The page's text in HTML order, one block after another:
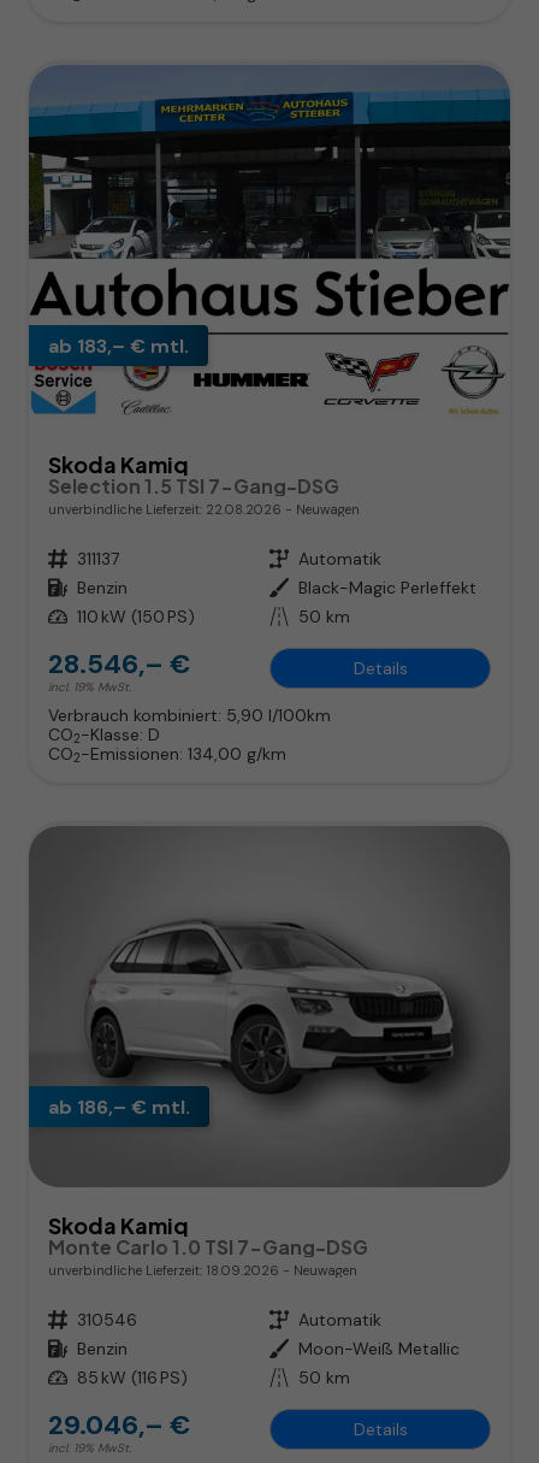
ab 183,– € mtl.
Skoda Kamiq
Selection 1.5 TSI 7-Gang-DSG
unverbindliche Lieferzeit: 22.08.2026 Neuwagen
Fahrzeugnr. 311137 Getriebe Automatik
Kraftstoff Benzin Außenfarbe Black-Magic Perleffekt
Leistung 110 kW (150 PS) Kilometerstand 50 km
28.546,– €
incl. 19% MwSt.
Details
Verbrauch kombiniert: 5,90 l/100km
CO2-Klasse: D
CO2-Emissionen: 134,00 g/km
ab 186,– € mtl.
Skoda Kamiq
Monte Carlo 1.0 TSI 7-Gang-DSG
unverbindliche Lieferzeit: 18.09.2026 Neuwagen
Fahrzeugnr. 310546 Getriebe Automatik
Kraftstoff Benzin Außenfarbe Moon-Weiß Metallic
Leistung 85 kW (116 PS) Kilometerstand 50 km
29.046,– €
incl. 19% MwSt.
Details